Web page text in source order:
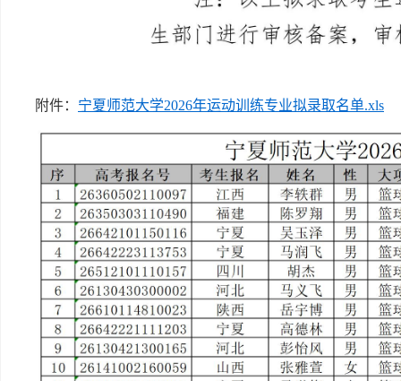
附件： 宁夏师范大学2026年运动训练专业拟录取名单.xls